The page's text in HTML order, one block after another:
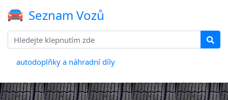
Seznam Vozů
autodoplňky a náhradní díly